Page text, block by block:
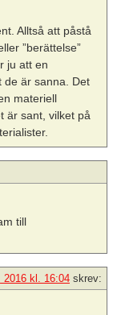
Alltså att påstå
”berättelse”
ju att en
de är sanna. Det
materiell
är sant, vilket på
till
2016 kl. 16:04 skrev: